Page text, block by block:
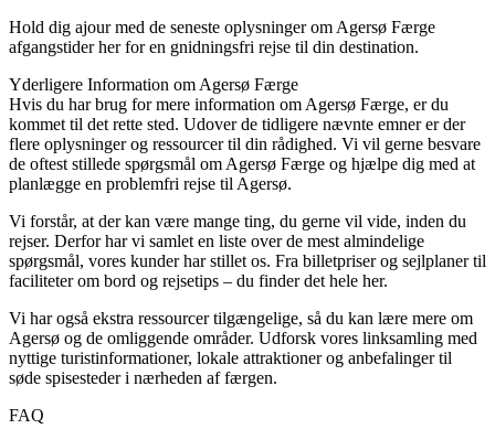
Hold dig ajour med de seneste oplysninger om Agersø Færge
afgangstider her for en gnidningsfri rejse til din destination.
Yderligere Information om Agersø Færge
Hvis du har brug for mere information om Agersø Færge, er du
kommet til det rette sted. Udover de tidligere nævnte emner er der
flere oplysninger og ressourcer til din rådighed. Vi vil gerne besvare
de oftest stillede spørgsmål om Agersø Færge og hjælpe dig med at
planlægge en problemfri rejse til Agersø.
Vi forstår, at der kan være mange ting, du gerne vil vide, inden du
rejser. Derfor har vi samlet en liste over de mest almindelige
spørgsmål, vores kunder har stillet os. Fra billetpriser og sejlplaner til
faciliteter om bord og rejsetips – du finder det hele her.
Vi har også ekstra ressourcer tilgængelige, så du kan lære mere om
Agersø og de omliggende områder. Udforsk vores linksamling med
nyttige turistinformationer, lokale attraktioner og anbefalinger til
søde spisesteder i nærheden af færgen.
FAQ